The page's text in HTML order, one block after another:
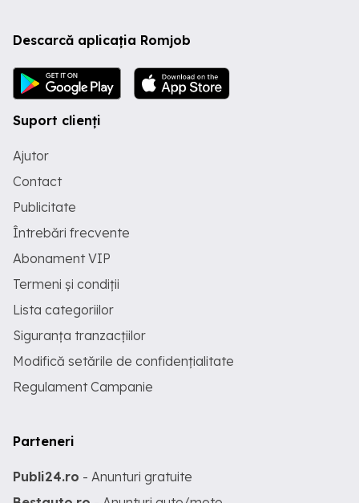
Descarcă aplicația Romjob
Suport clienți
Ajutor
Contact
Publicitate
Întrebări frecvente
Abonament VIP
Termeni și condiții
Lista categoriilor
Siguranța tranzacțiilor
Modifică setările de confidențialitate
Regulament Campanie
Parteneri
Publi24.ro - Anunturi gratuite